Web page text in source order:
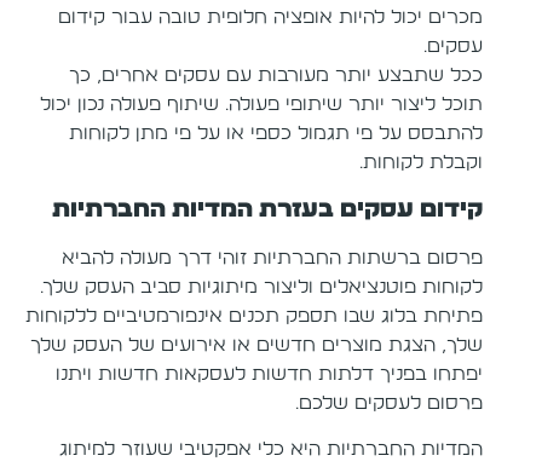
מכרים יכול להיות אופציה חלופית טובה עבור קידום
עסקים.
ככל שתבצע יותר מעורבות עם עסקים אחרים, כך
תוכל ליצור יותר שיתופי פעולה. שיתוף פעולה נכון יכול
להתבסס על פי תגמול כספי או על פי מתן לקוחות
וקבלת לקוחות.
קידום עסקים בעזרת המדיות החברתיות
פרסום ברשתות החברתיות זוהי דרך מעולה להביא
לקוחות פוטנציאלים וליצור מיתוגיות סביב העסק שלך.
פתיחת בלוג שבו תספק תכנים אינפורמטיביים ללקוחות
שלך, הצגת מוצרים חדשים או אירועים של העסק שלך
יפתחו בפניך דלתות חדשות לעסקאות חדשות ויתנו
פרסום לעסקים שלכם.
המדיות החברתיות היא כלי אפקטיבי שעוזר למיתוג